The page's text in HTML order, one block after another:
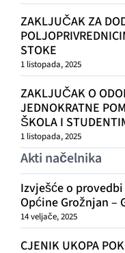
ZAKLJUČAK ZA
STOKE
1 listopada, 2025
ZAKLJUČAK O
JEDNOKRATNE
ŠKOLA I
1 listopada, 2025
Akti načelnika
Izvješće o
Općine Grožnjan –
14 veljače, 2025
CJENIK UKOPA